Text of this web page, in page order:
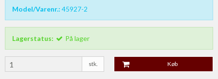
Model/Varenr.: 45927-2
Lagerstatus: På lager
stk. Køb